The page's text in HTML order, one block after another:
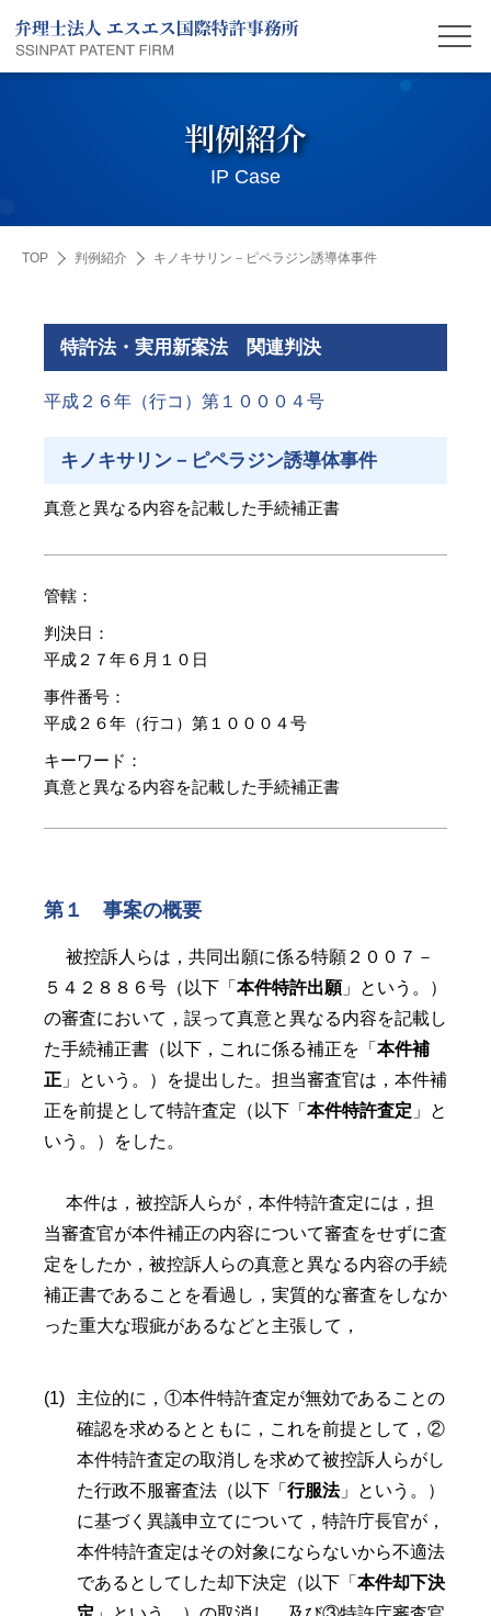
判例紹介
IP Case
TOP 判例紹介 キノキサリン－ピペラジン誘導体事件
特許法・実用新案法 関連判決
平成２６年（行コ）第１０００４号
キノキサリン－ピペラジン誘導体事件
真意と異なる内容を記載した手続補正書
管轄：
判決日：
平成２７年６月１０日
事件番号：
平成２６年（行コ）第１０００４号
キーワード：
真意と異なる内容を記載した手続補正書
第１ 事案の概要
被控訴人らは，共同出願に係る特願２００７－
５４２８８６号（以下「 本件特許出願」という。）
の審査において，誤って真意と異なる内容を記載し
た手続補正書（以下，これに係る補正を「 本件補
正 」という。）を提出した。担当審査官は，本件補
正を前提として特許査定（以下「 本件特許査定 」と
いう。）をした。
本件は，被控訴人らが，本件特許査定には，担
当審査官が本件補正の内容について審査をせずに査
定をしたか，被控訴人らの真意と異なる内容の手続
補正書であることを看過し，実質的な審査をしなか
った重大な瑕疵があるなどと主張して，
主位的に，①本件特許査定が無効であることの
確認を求めるとともに，これを前提として，②
本件特許査定の取消しを求めて被控訴人らがし
た行政不服審査法（以下「 行服法」という。）
に基づく異議申立てについて，特許庁長官が，
本件特許査定はその対象にならないから不適法
であるとしてした却下決定（以下「 本件却下決